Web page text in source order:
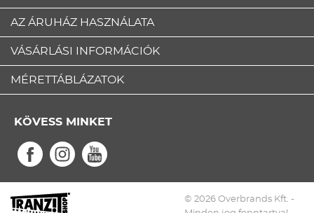
AZ ÁRUHÁZ HASZNÁLATA
VÁSÁRLÁSI INFORMÁCIÓK
MÉRETTÁBLÁZATOK
KÖVESS MINKET
© 2026 Overbrands Kft. -